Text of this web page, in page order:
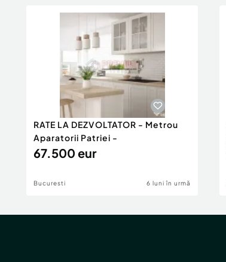
RATE LA DEZVOLTATOR - Metrou
Aparatorii Patriei -
67.500 eur
Bucuresti 6 luni în urmă